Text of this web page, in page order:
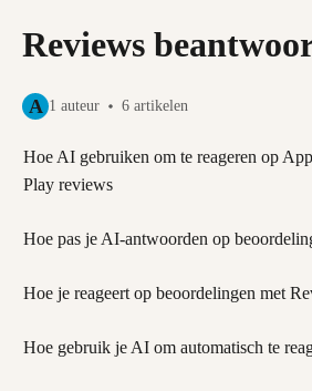
Reviews
A 1 auteur 6 artikelen
Hoe AI gebruiken om te reageren op
Play reviews
Hoe pas je AI-antwoorden op
Hoe je reageert op beoordelingen met
Hoe gebruik je AI om automatisch te